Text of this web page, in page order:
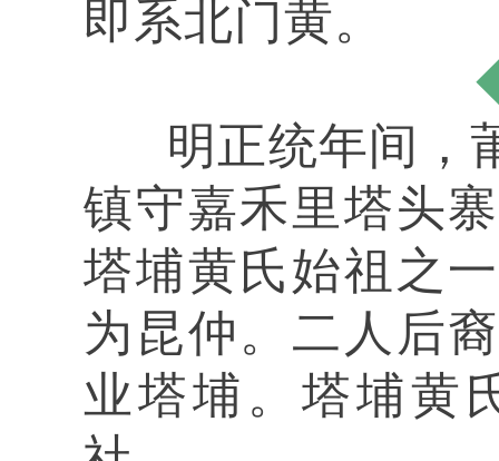
即系北门黄。
明正统年间，
镇守嘉禾里塔头
塔埔黄氏始祖之
为昆仲。二人后
业塔埔。塔埔黄